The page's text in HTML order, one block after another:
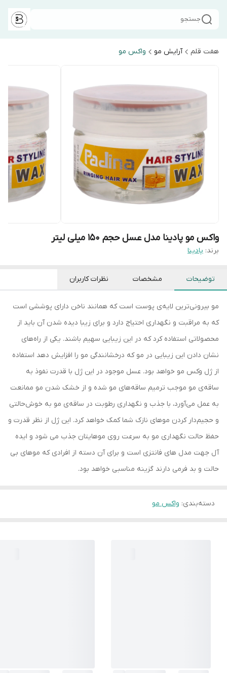
جستجو
هفت قلم آرایش مو واکس مو
واکس مو پادینا مدل عسل حجم 150 میلی لیتر
برند: پادینا
توضیحات مشخصات نظرات کاربران
مو بیرونی‌ترین لایه‌ی پوست است که همانند ناخن دارای پوششی است
که به مراقبت و نگهداری احتیاج دارد و برای زیبا دیده شدن آن باید از
محصولاتی استفاده کرد که در این زیبایی سهیم باشند. یکی از راه‌های
نشان دادن این زیبایی در مو که درخشانندگی مو را افزایش دهد استفاده
از ژل وکس مو خواهد بود. عسل موجود در این ژل با قدرت نفوذ به
ساقه‌ی مو موجب ترمیم ساقه‌های مو شده و از خشک شدن مو ممانعت
به عمل می‌آورد، با جذب و نگهداری رطوبت در ساقه‌ی مو به خوش‌حالتی
و حجیم‌دار کردن موهای نازک شما کمک خواهد کرد. این ژل از نظر قدرت و
حفظ حالت نگهداری مو به سرعت روی موهایتان جذب می شود و ایده
آل جهت مدل های فانتزی است و برای آن دسته از افرادی که موهای بی
حالت و بد فرمی دارند گزینه مناسبی خواهد بود.
دسته‌بندی: واکس مو